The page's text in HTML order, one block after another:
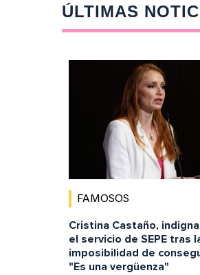
ÚLTIMAS
FAMOSOS
Cristina Castaño,
el servicio de SEPE tras
imposibilidad de
"Es una vergüenza"